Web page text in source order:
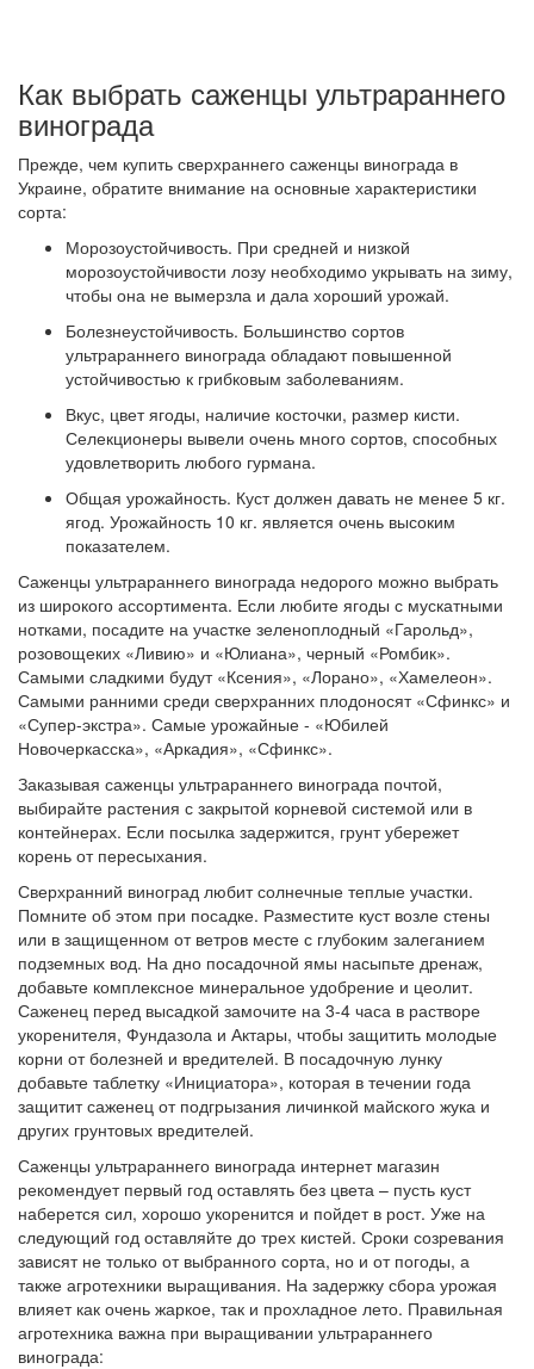
Как выбрать саженцы ультрараннего
винограда
Прежде, чем купить сверхраннего саженцы винограда в
Украине, обратите внимание на основные характеристики
сорта:
Морозоустойчивость. При средней и низкой
морозоустойчивости лозу необходимо укрывать на зиму,
чтобы она не вымерзла и дала хороший урожай.
Болезнеустойчивость. Большинство сортов
ультрараннего винограда обладают повышенной
устойчивостью к грибковым заболеваниям.
Вкус, цвет ягоды, наличие косточки, размер кисти.
Селекционеры вывели очень много сортов, способных
удовлетворить любого гурмана.
Общая урожайность. Куст должен давать не менее 5 кг.
ягод. Урожайность 10 кг. является очень высоким
показателем.
Саженцы ультрараннего винограда недорого можно выбрать
из широкого ассортимента. Если любите ягоды с мускатными
нотками, посадите на участке зеленоплодный «Гарольд»,
розовощеких «Ливию» и «Юлиана», черный «Ромбик».
Самыми сладкими будут «Ксения», «Лорано», «Хамелеон».
Самыми ранними среди сверхранних плодоносят «Сфинкс» и
«Супер-экстра». Самые урожайные - «Юбилей
Новочеркасска», «Аркадия», «Сфинкс».
Заказывая саженцы ультрараннего винограда почтой,
выбирайте растения с закрытой корневой системой или в
контейнерах. Если посылка задержится, грунт убережет
корень от пересыхания.
Сверхранний виноград любит солнечные теплые участки.
Помните об этом при посадке. Разместите куст возле стены
или в защищенном от ветров месте с глубоким залеганием
подземных вод. На дно посадочной ямы насыпьте дренаж,
добавьте комплексное минеральное удобрение и цеолит.
Саженец перед высадкой замочите на 3-4 часа в растворе
укоренителя, Фундазола и Актары, чтобы защитить молодые
корни от болезней и вредителей. В посадочную лунку
добавьте таблетку «Инициатора», которая в течении года
защитит саженец от подгрызания личинкой майского жука и
других грунтовых вредителей.
Саженцы ультрараннего винограда интернет магазин
рекомендует первый год оставлять без цвета – пусть куст
наберется сил, хорошо укоренится и пойдет в рост. Уже на
следующий год оставляйте до трех кистей. Сроки созревания
зависят не только от выбранного сорта, но и от погоды, а
также агротехники выращивания. На задержку сбора урожая
влияет как очень жаркое, так и прохладное лето. Правильная
агротехника важна при выращивании ультрараннего
винограда: